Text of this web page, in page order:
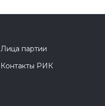
Лица партии
Контакты РИК